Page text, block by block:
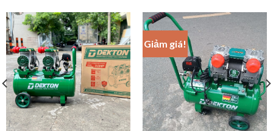
Giảm giá!